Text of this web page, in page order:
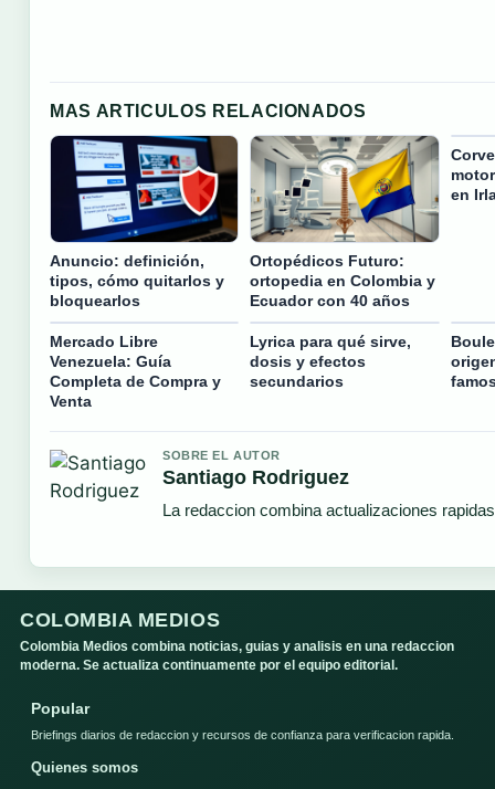
MAS ARTICULOS RELACIONADOS
Anuncio: definición,
tipos, cómo quitarlos y
bloquearlos
Ortopédicos Futuro:
ortopedia en Colombia y
Ecuador con 40 años
en
Mercado Libre
Venezuela: Guía
Completa de Compra y
Venta
Lyrica para qué sirve,
dosis y efectos
secundarios
SOBRE EL AUTOR
Santiago Rodriguez
La redaccion combina actualizaciones
COLOMBIA MEDIOS
Colombia Medios combina noticias, guias y analisis en una redaccion
moderna. Se actualiza continuamente por el equipo editorial.
Popular
Briefings diarios de redaccion y recursos de confianza para verificacion rapida.
Quienes somos